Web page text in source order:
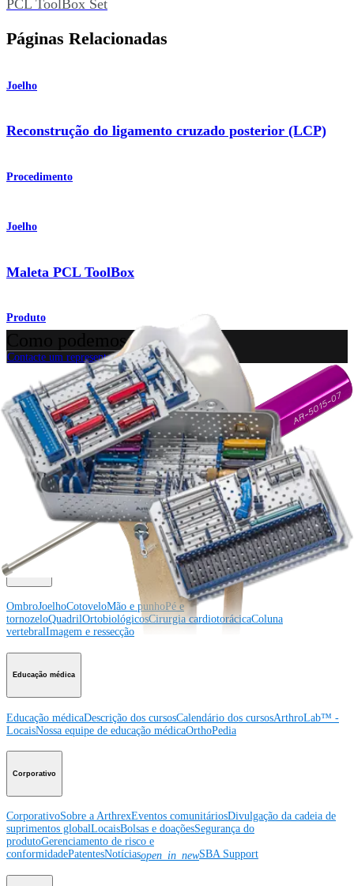
PCL ToolBox Set
Páginas Relacionadas
Joelho
Reconstrução do ligamento cruzado posterior (LCP)
Procedimento
Joelho
Maleta PCL ToolBox
Produto
Como podemos ajudar?
Contacte um representante
Veja eventos, laboratórios e oportunidades educacionais
Inscreva-se para receber: O que há de novo na Arthrex?
Conecte-se conosco
Procedimento
JoelhoCotoveloMão e punhoPé e
tornozeloQuadrilOrtobiológicosCirurgia cardiotorácicaColuna vertebral
Producto
OmbroJoelhoCotoveloMão e punhoPé e
tornozeloQuadrilOrtobiológicosCirurgia cardiotorácicaColuna
vertebralImagem e ressecção
Educação médica
Educação médicaDescrição dos cursosCalendário dos cursosArthroLab™ -
LocaisNossa equipe de educação médicaOrthoPedia
Corporativo
CorporativoSobre a ArthrexEventos comunitáriosDivulgação da cadeia de
suprimentos globalLocaisBolsas e doaçõesSegurança do
produtoGerenciamento de risco e
conformidadePatentesNotíciasopen_in_newSBA Support